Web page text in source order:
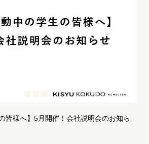
皆様へ】5月開催！会社説明会のお知ら